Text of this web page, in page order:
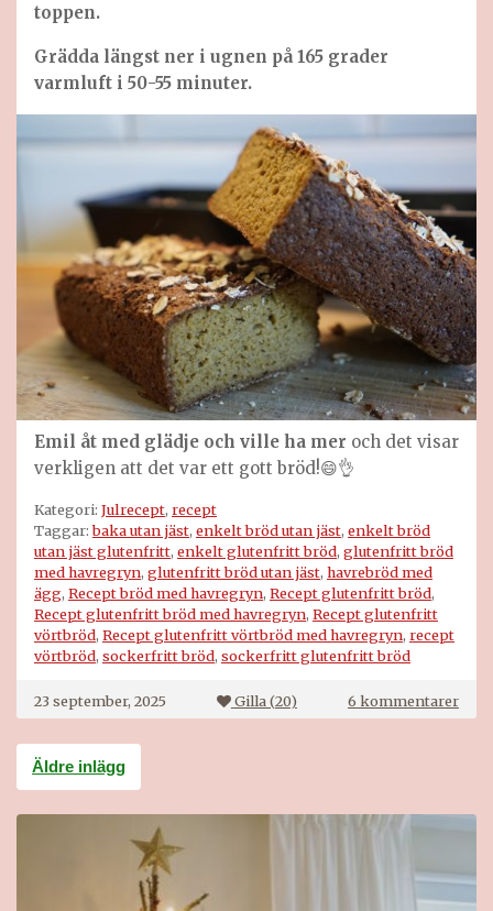
toppen.
Grädda längst ner i ugnen på 165 grader
varmluft i 50-55 minuter.
Emil åt med glädje och ville ha mer och det visar
verkligen att det var ett gott bröd!😄👌
Kategori: Julrecept, recept
Taggar:baka utan jäst, enkelt bröd utan jäst, enkelt bröd
utan jäst glutenfritt, enkelt glutenfritt bröd, glutenfritt bröd
med havregryn, glutenfritt bröd utan jäst, havrebröd med
ägg, Recept bröd med havregryn, Recept glutenfritt bröd,
Recept glutenfritt bröd med havregryn, Recept glutenfritt
vörtbröd, Recept glutenfritt vörtbröd med havregryn, recept
vörtbröd, sockerfritt bröd, sockerfritt glutenfritt bröd
23 september, 2025 Gilla (20) 6 kommentarertill
Inläggsnavigering
Äldre inlägg